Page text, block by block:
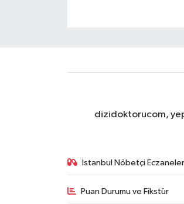
dizidoktorucom,
İstanbul Nöbetçi Eczaneler
Puan Durumu ve Fikstür